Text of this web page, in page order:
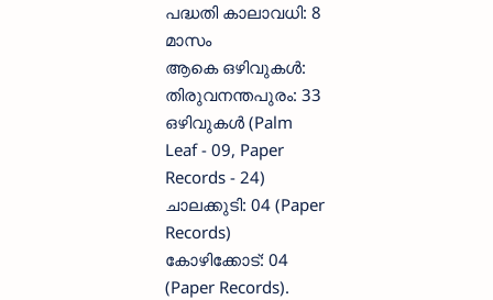
പദ്ധതി കാലാവധി: 8
മാസം
ആകെ ഒഴിവുകൾ:
തിരുവനന്തപുരം: 33
ഒഴിവുകൾ (Palm
Leaf - 09, Paper
Records - 24)
ചാലക്കുടി: 04 (Paper
Records)
കോഴിക്കോട്: 04
(Paper Records).